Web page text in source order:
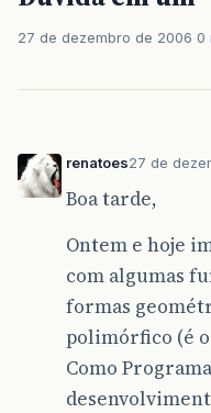
27 de dezembro de 2006 0
renatoes27 de
Boa tarde,
Ontem e hoje
com algumas
formas
polimórfico (é
Como